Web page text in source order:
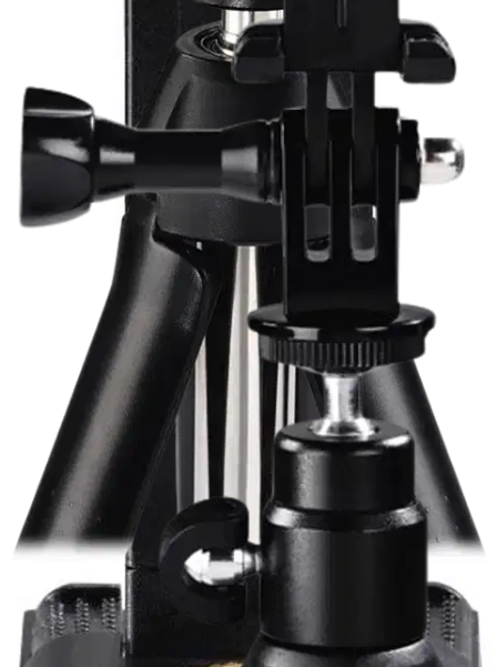
Asiakasomistajahinta
Hinta ilman S-Etukorttia: 29,95 €
Verkkokaupan hinta
Valitse toimitustapa
Nouto myymälästä
Ilmainen
Siirry valitsemaan myymälä
Toimitus
Kotiin tai noutopisteeseen
Ilmainen toimitus yli 100 €:n tilauksille
Postin pakettiautomaattiin tai
palvelupisteeseen!
Etu ei koske Suuri‑lisäpalvelulla toimitettavia tuotteita.
Tarkista myymäläsaatavuus